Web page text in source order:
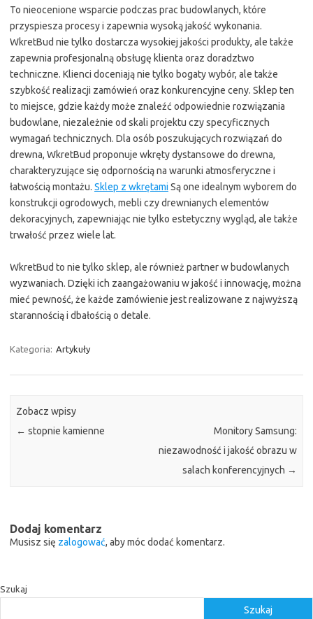
To nieocenione wsparcie podczas prac budowlanych, które
przyspiesza procesy i zapewnia wysoką jakość wykonania.
WkretBud nie tylko dostarcza wysokiej jakości produkty, ale także
zapewnia profesjonalną obsługę klienta oraz doradztwo
techniczne. Klienci doceniają nie tylko bogaty wybór, ale także
szybkość realizacji zamówień oraz konkurencyjne ceny. Sklep ten
to miejsce, gdzie każdy może znaleźć odpowiednie rozwiązania
budowlane, niezależnie od skali projektu czy specyficznych
wymagań technicznych. Dla osób poszukujących rozwiązań do
drewna, WkretBud proponuje wkręty dystansowe do drewna,
charakteryzujące się odpornością na warunki atmosferyczne i
łatwością montażu. Sklep z wkrętami Są one idealnym wyborem do
konstrukcji ogrodowych, mebli czy drewnianych elementów
dekoracyjnych, zapewniając nie tylko estetyczny wygląd, ale także
trwałość przez wiele lat.
WkretBud to nie tylko sklep, ale również partner w budowlanych
wyzwaniach. Dzięki ich zaangażowaniu w jakość i innowację, można
mieć pewność, że każde zamówienie jest realizowane z najwyższą
starannością i dbałością o detale.
Kategoria: Artykuły
Zobacz wpisy
← stopnie kamienne
Monitory Samsung:
niezawodność i jakość obrazu w
salach konferencyjnych →
Dodaj komentarz
Musisz się zalogować, aby móc dodać komentarz.
Szukaj
Szukaj